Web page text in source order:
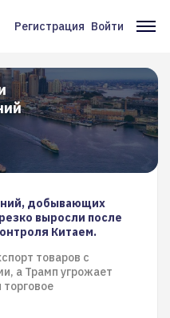
Меню
учётной
записи
пользователя
Регистрация Войти
добывающих
выросли после
Китаем.
товаров с
а Трамп угрожает